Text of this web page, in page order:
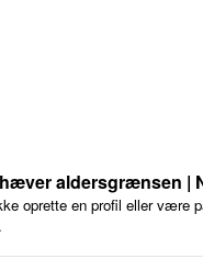
aldersgrænsen |
oprette en profil eller være